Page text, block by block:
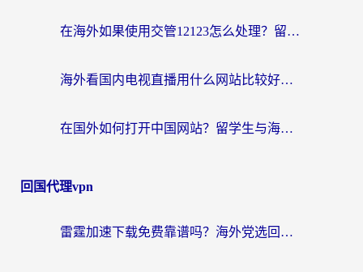
在海外如果使用交管12123怎么处理？留学生亲测有效的回国加速方案
海外看国内电视直播用什么网站比较好？一篇解决你所有追剧难题的实用指南
在国外如何打开中国网站？留学生与海外华人的无缝访问指南
回国代理vpn
雷霆加速下载免费靠谱吗？海外党选回国加速器的避坑指南（附热门工具对比）